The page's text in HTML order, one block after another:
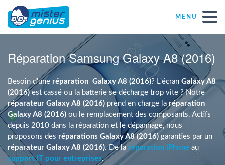
MENU
Réparations – Dépannages
Magasins informatiques toutes marques
Particulier
Indépendant
Réparation Samsung Galaxy A8 (2016)
Besoin d'une réparation Galaxy A8 (2016)? L'écran Galaxy A8
(2016)est cassé ou la batterie se décharge trop vite ? Notre
réparateur Galaxy A8 (2016) prend en charge laréparation
Galaxy A8 (2016) ou le remplacement des composants. Actifs
depuis 2010 dans la réparation et le dépannage, nous
proposons des réparations Galaxy A8 (2016) garanties par un
réparateur Galaxy A8 (2016). De la réparation iPhone au
support IT pour entreprises.